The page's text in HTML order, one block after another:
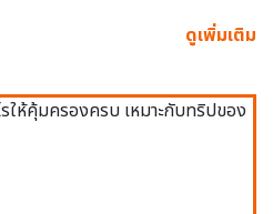
ดูเพิ่มเติม